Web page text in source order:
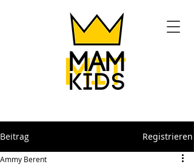
Beitrag Registrieren
Ammy Berent